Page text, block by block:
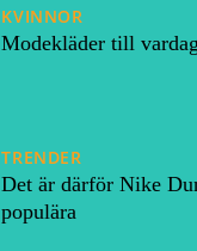
KVINNOR
Modekläder till
TRENDER
Det är därför Nike
populära